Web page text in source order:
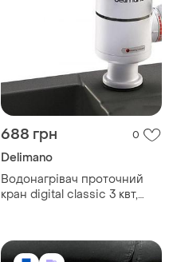
688 грн 0
Delimano
Водонагрівач проточний
кран digital classic 3 квт,